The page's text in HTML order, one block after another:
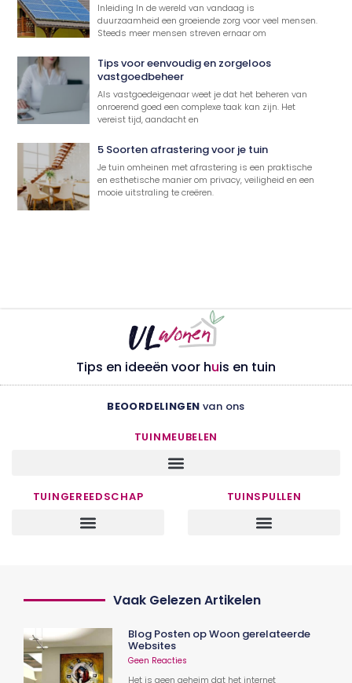
Inleiding In de wereld van vandaag is
duurzaamheid een groeiende zorg voor veel mensen.
Steeds meer mensen streven ernaar om
Tips voor eenvoudig en zorgeloos
vastgoedbeheer
Als vastgoedeigenaar weet je dat het beheren van
onroerend goed een complexe taak kan zijn. Het
vereist tijd, aandacht en
5 Soorten afrastering voor je tuin
Je tuin omheinen met afrastering is een praktische
en esthetische manier om privacy, veiligheid en een
mooie uitstraling te creëren.
Tips en ideeën voor huis en tuin
BEOORDELINGEN van ons
TUINMEUBELEN
TUINGEREEDSCHAP TUINSPULLEN
Vaak Gelezen Artikelen
Blog Posten op Woon gerelateerde
Websites
Geen Reacties
Het is geen geheim dat het internet